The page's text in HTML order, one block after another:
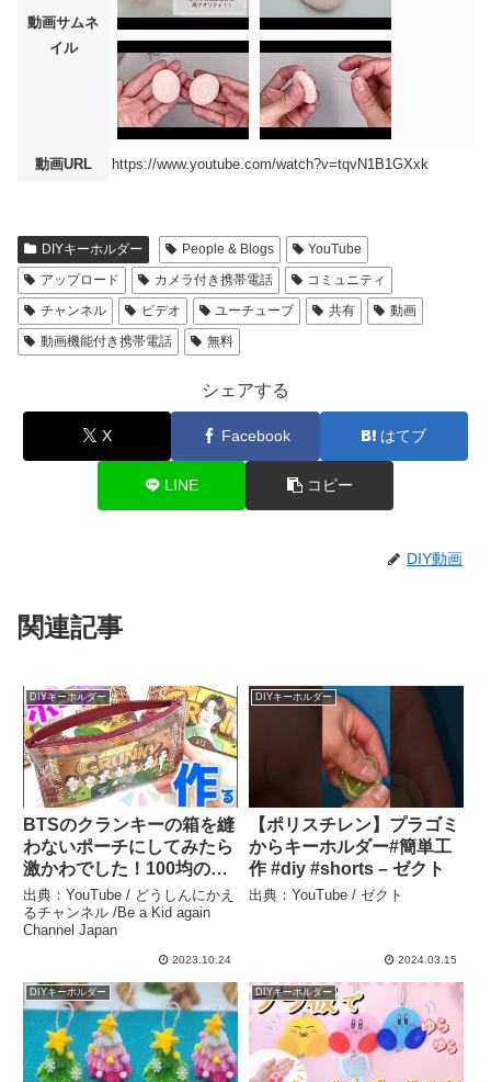
動画サムネ
イル
動画URL https://www.youtube.com/watch?v=tqvN1B1GXxk
DIYキーホルダー People & Blogs
YouTube
アップロード
カメラ付き携帯電話
コミュニティ
チャンネル
ビデオ ユーチューブ 共有
動画
動画機能付き携帯電話
無料
シェアする
X Facebook はてブ
LINE コピー
DIY動画
関連記事
DIYキーホルダー
BTSのクランキーの箱を縫
わないポーチにしてみたら
激かわでした！100均の材
料で簡単DIY！【リメイ
ク】 – どうしんにかえるチ
ャンネル /Be a Kid again
出典：YouTube / どうしんにかえ
るチャンネル /Be a Kid again
Channel Japan
2023.10.24
DIYキーホルダー
【ポリスチレン】プラゴミ
からキーホルダー#簡単工
作 #diy #shorts – ゼクト
出典：YouTube / ゼクト
2024.03.15
DIYキーホルダー DIYキーホルダー